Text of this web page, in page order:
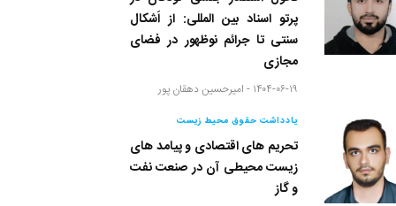
پرتو اسناد بین المللی: از اَشکال
سنتی تا جرائم نوظهور در فضای
مجازی
۱۴۰۴-۰۶-۱۹ - امیرحسین دهقان پور
یادداشت حقوق محیط زیست
تحریم های اقتصادی و پیامد های
زیست محیطی آن در صنعت نفت
و گاز